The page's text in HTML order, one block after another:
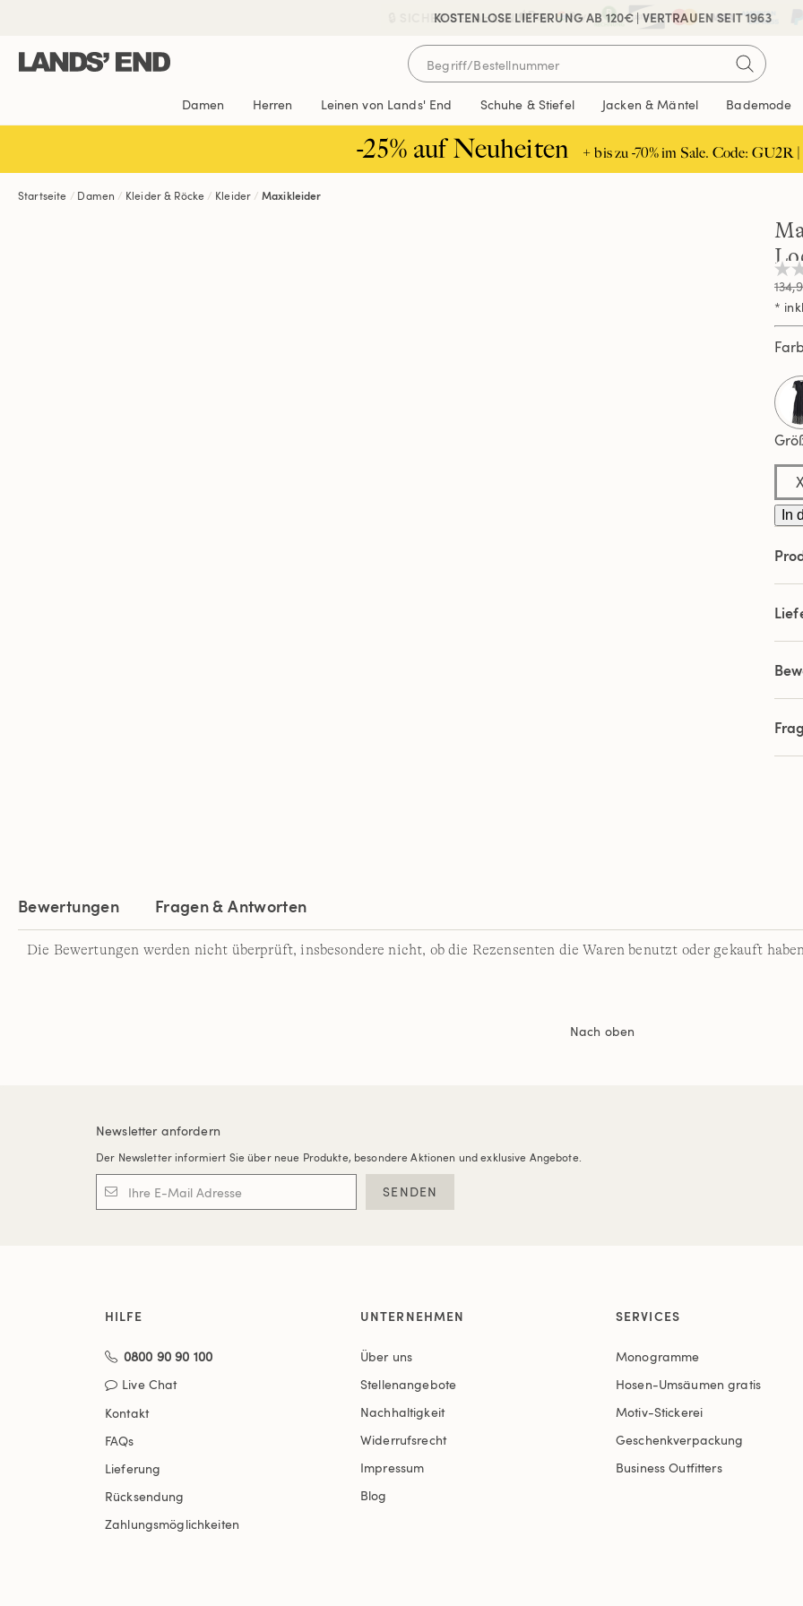
Inhalt
Navigation
Suche
KOSTENLOSE LIEFERUNG AB 120€ | VERTRAUEN SEIT 1963
🔒 SICHER BEZAHLEN
Damen Herren Leinen von Lands' End Schuhe & Stiefel Jacken & Mäntel Bademode
-25% auf Neuheiten + bis zu -70% im Sale. Code: GU2R |
Startseite Damen Kleider & Röcke Kleider Maxikleider
Kein
Link
*
In
Bewertungen Fragen & Antworten
Die Bewertungen werden nicht überprüft, insbesondere nicht, ob die Rezensenten die Waren benutzt oder gekauft
Nach oben
Newsletter anfordern
Der Newsletter informiert Sie über neue Produkte, besondere Aktionen und exklusive Angebote.
SENDEN
HILFE
0800 90 90 100
Live Chat
Kontakt
FAQs
Lieferung
Rücksendung
Zahlungsmöglichkeiten
UNTERNEHMEN
Über uns
Stellenangebote
Nachhaltigkeit
Widerrufsrecht
Impressum
Blog
SERVICES
Monogramme
Hosen-Umsäumen gratis
Motiv-Stickerei
Geschenkverpackung
Business Outfitters